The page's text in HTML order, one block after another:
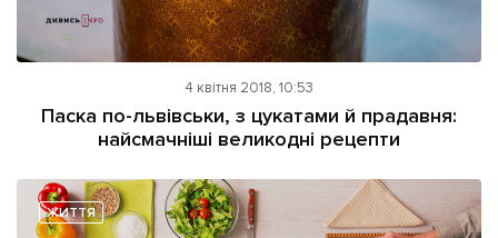
4 квітня 2018, 10:53
Паска по-львівськи, з цукатами й прадавня:
найсмачніші великодні рецепти
ЖИТТЯ